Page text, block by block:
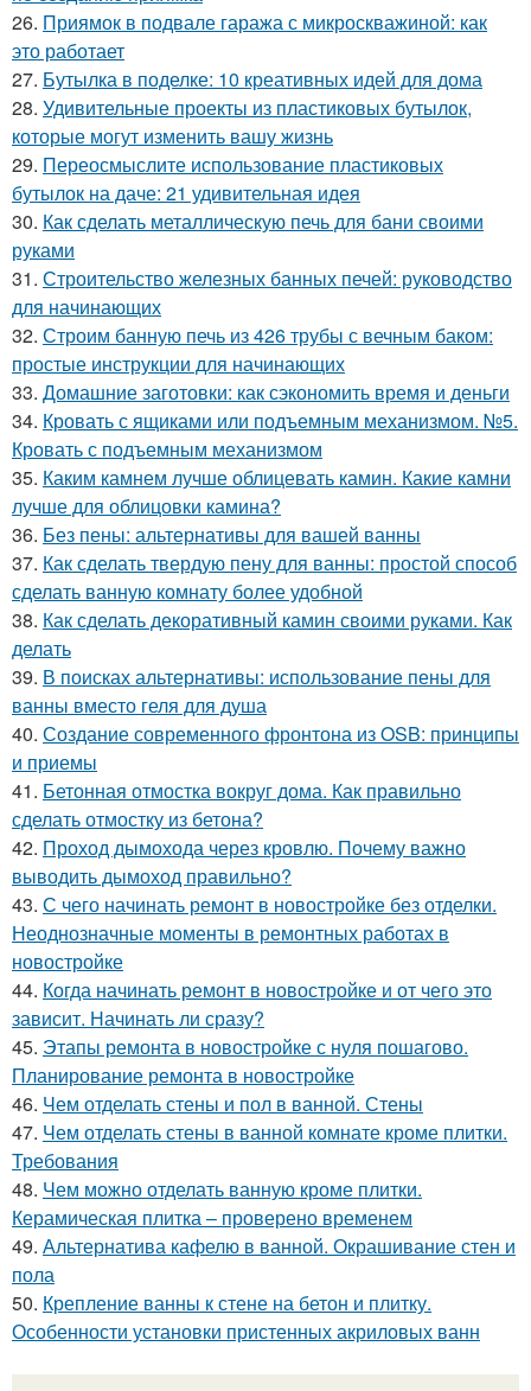
26. Приямок в подвале гаража с микроскважиной: как
это работает
27. Бутылка в поделке: 10 креативных идей для дома
28. Удивительные проекты из пластиковых бутылок,
которые могут изменить вашу жизнь
29. Переосмыслите использование пластиковых
бутылок на даче: 21 удивительная идея
30. Как сделать металлическую печь для бани своими
руками
31. Строительство железных банных печей: руководство
для начинающих
32. Строим банную печь из 426 трубы с вечным баком:
простые инструкции для начинающих
33. Домашние заготовки: как сэкономить время и деньги
34. Кровать с ящиками или подъемным механизмом. №5.
Кровать с подъемным механизмом
35. Каким камнем лучше облицевать камин. Какие камни
лучше для облицовки камина?
36. Без пены: альтернативы для вашей ванны
37. Как сделать твердую пену для ванны: простой способ
сделать ванную комнату более удобной
38. Как сделать декоративный камин своими руками. Как
делать
39. В поисках альтернативы: использование пены для
ванны вместо геля для душа
40. Создание современного фронтона из OSB: принципы
и приемы
41. Бетонная отмостка вокруг дома. Как правильно
сделать отмостку из бетона?
42. Проход дымохода через кровлю. Почему важно
выводить дымоход правильно?
43. С чего начинать ремонт в новостройке без отделки.
Неоднозначные моменты в ремонтных работах в
новостройке
44. Когда начинать ремонт в новостройке и от чего это
зависит. Начинать ли сразу?
45. Этапы ремонта в новостройке с нуля пошагово.
Планирование ремонта в новостройке
46. Чем отделать стены и пол в ванной. Стены
47. Чем отделать стены в ванной комнате кроме плитки.
Требования
48. Чем можно отделать ванную кроме плитки.
Керамическая плитка – проверено временем
49. Альтернатива кафелю в ванной. Окрашивание стен и
пола
50. Крепление ванны к стене на бетон и плитку.
Особенности установки пристенных акриловых ванн